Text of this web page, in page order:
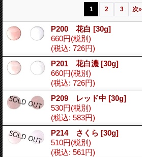
1 2 3 次»
P200 花白 [30g]
660円(税別)
(税込: 726円)
P201 花白濃 [30g]
660円(税別)
(税込: 726円)
P209 レッド中 [30g]
530円(税別)
(税込: 583円)
P214 さくら [30g]
510円(税別)
(税込: 561円)